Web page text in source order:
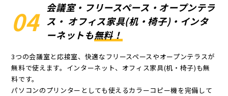
04 会議室・フリースペース・ オープンテラ
ス・ オフィス家具(机・椅子)・ インタ
ーネットも無料！
3つの会議室と応接室、快適なフリースペースやオープンテラスが
無料で使えます。インターネット、オフィス家具(机・椅子)も無
料です。
パソコンのプリンターとしても使えるカラーコピー機を完備して